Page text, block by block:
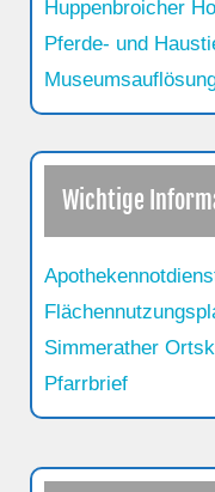
Huppenbroicher
Pferde- und
Wichtige
Simmerather
Pfarrbrief